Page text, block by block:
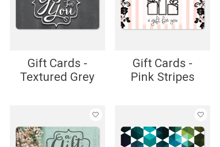
Gift Cards -
Textured Grey
Gift Cards -
Pink Stripes